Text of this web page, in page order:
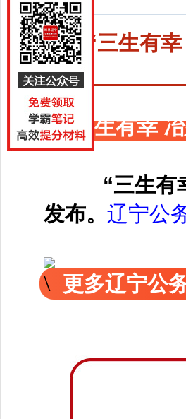
“三生有
“三生有幸
“三生有
发布。 辽宁公
更多辽宁公